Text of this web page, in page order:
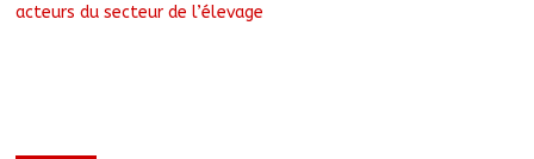
acteurs du secteur de l’élevage